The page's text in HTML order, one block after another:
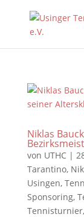
Niklas
von UTHC|
Tarantino,
Usingen,
Sponsoring,
Tennisturnier,